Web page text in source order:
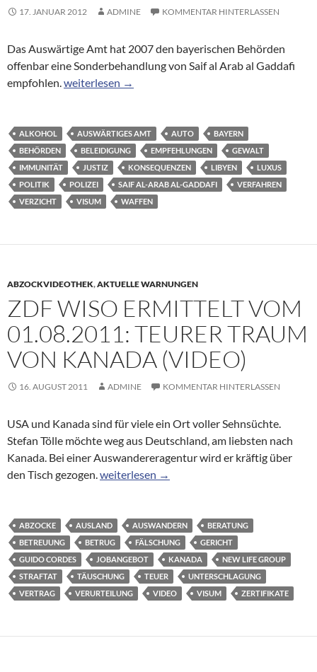
17. JANUAR 2012 ADMINE KOMMENTAR HINTERLASSEN
Das Auswärtige Amt hat 2007 den bayerischen Behörden
offenbar eine Sonderbehandlung von Saif al Arab al Gaddafi
empfohlen.Vorzugsbehandlung für Gaddafi-Sohn in
weiterlesen →
ALKOHOL AUSWÄRTIGES AMT AUTO
BAYERN
BEHÖRDEN
BELEIDIGUNG EMPFEHLUNGEN
GEWALT
IMMUNITÄT
JUSTIZ KONSEQUENZEN LIBYEN
LUXUS
POLITIK
POLIZEI SAIF AL-ARAB AL-GADDAFI
VERFAHREN
VERZICHT
VISUM WAFFEN
ABZOCKVIDEOTHEK,AKTUELLE WARNUNGEN
ZDF WISO ERMITTELT VOM
01.08.2011: TEURER TRAUM
VON KANADA (VIDEO)
16. AUGUST 2011 ADMINE KOMMENTAR HINTERLASSEN
USA und Kanada sind für viele ein Ort voller Sehnsüchte.
Stefan Tölle möchte weg aus Deutschland, am liebsten nach
Kanada. Bei einer Auswandereragentur wird er kräftig über
den Tisch gezogen.ZDF WISO ermittelt vom 01.08.2011:
weiterlesen →
ABZOCKE AUSLAND AUSWANDERN
BERATUNG
BETREUUNG
BETRUG FÄLSCHUNG
GERICHT
GUIDO CORDES
JOBANGEBOT KANADA
NEW LIFE GROUP
STRAFTAT
TÄUSCHUNG TEUER
UNTERSCHLAGUNG
VERTRAG
VERURTEILUNG VIDEO VISUM ZERTIFIKATE